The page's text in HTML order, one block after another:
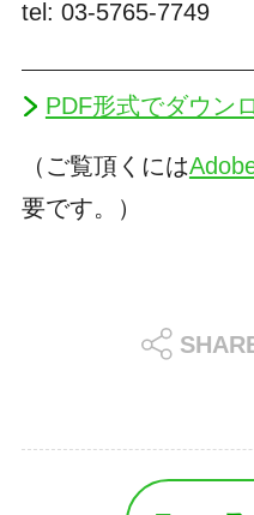
tel: 03-5765-7749
PDF形式でダウン
（ご覧頂くには
要です。）